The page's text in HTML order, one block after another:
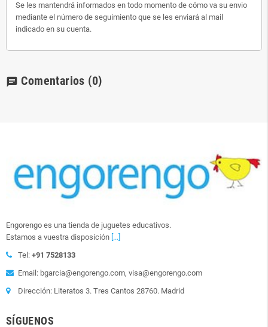
Se les mantendrá informados en todo momento de cómo va su envio
mediante el número de seguimiento que se les enviará al mail
indicado en su cuenta.
chat Comentarios (0)
Engorengo es una tienda de juguetes educativos.
Estamos a vuestra disposición [...]
Tel: +91 7528133
Email: bgarcia@engorengo.com, visa@engorengo.com
Dirección: Literatos 3. Tres Cantos 28760. Madrid
SÍGUENOS